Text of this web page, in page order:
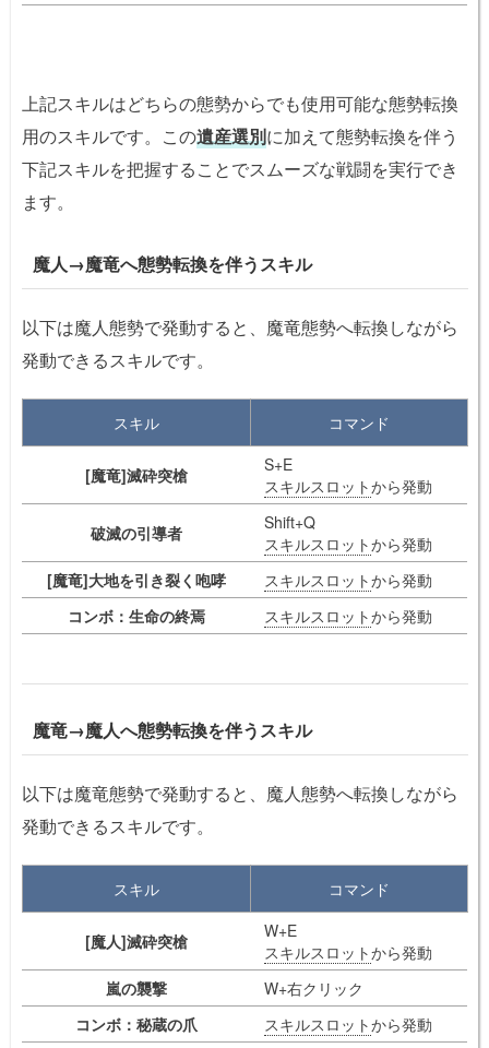
上記スキルはどちらの態勢からでも使用可能な態勢転換
用のスキルです。この遺産選別に加えて態勢転換を伴う
下記スキルを把握することでスムーズな戦闘を実行でき
ます。
魔人→魔竜へ態勢転換を伴うスキル
以下は魔人態勢で発動すると、魔竜態勢へ転換しながら
発動できるスキルです。
スキル コマンド
[魔竜]滅砕突槍
S+E
スキルスロットから発動
破滅の引導者
Shift+Q
スキルスロットから発動
[魔竜]大地を引き裂く咆哮
スキルスロットから発動
コンボ：生命の終焉
スキルスロットから発動
魔竜→魔人へ態勢転換を伴うスキル
以下は魔竜態勢で発動すると、魔人態勢へ転換しながら
発動できるスキルです。
スキル コマンド
[魔人]滅砕突槍
W+E
スキルスロットから発動
嵐の襲撃
W+右クリック
コンボ：秘蔵の爪
スキルスロットから発動